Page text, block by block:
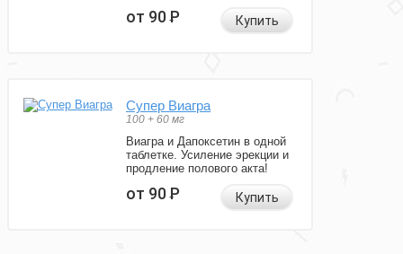
от 90Р Купить
Супер Виагра
100 + 60 мг
Виагра и Дапоксетин в одной
таблетке. Усиление эрекции и
продление полового акта!
от 90Р Купить